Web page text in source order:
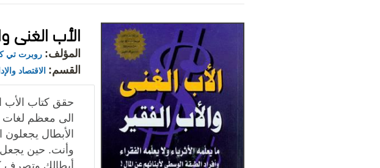
الأب الغنى
المؤلف: روبرت تي
القسم: الاقتصاد
حقق كتاب الأب
الى معظم لغات
الأبطال
وأنت. حين يجعل
أبطالك وتصرف